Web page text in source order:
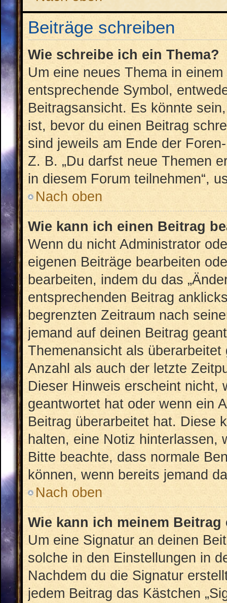
Beiträge schreiben
Wie schreibe ich ein Thema?
Um eine neues Thema in
entsprechende Symbol,
Beitragsansicht. Es könnte
ist, bevor du einen Beitrag
sind jeweils am Ende der
Z. B. „Du darfst neue Themen
in diesem Forum teilnehmen“,
Nach oben
Wie kann ich einen Beitrag
Wenn du nicht Administrator
eigenen Beiträge bearbeiten
bearbeiten, indem du das
entsprechenden Beitrag
begrenzten Zeitraum nach
jemand auf deinen Beitrag
Themenansicht als
Anzahl als auch der letzte
Dieser Hinweis erscheint nicht,
geantwortet hat oder wenn ein
Beitrag überarbeitet hat. Diese
halten, eine Notiz hinterlassen,
Bitte beachte, dass normale
können, wenn bereits jemand
Nach oben
Wie kann ich meinem
Um eine Signatur an deinen
solche in den Einstellungen in
Nachdem du die Signatur
jedem Beitrag das Kästchen